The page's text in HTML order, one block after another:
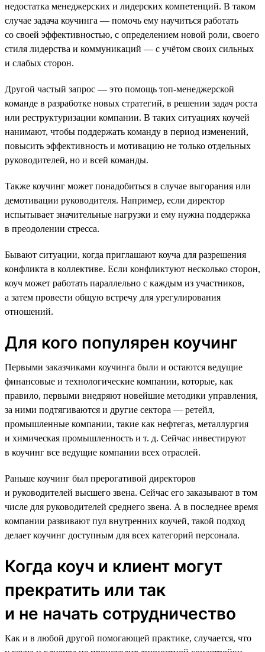
недостатка менеджерских и лидерских компетенций. В таком
случае задача коучинга — помочь ему научиться работать
со своей эффективностью, с определением новой роли, своего
стиля лидерства и коммуникаций — с учётом своих сильных
и слабых сторон.
Другой частый запрос — это помощь топ-менеджерской
команде в разработке новых стратегий, в решении задач роста
или реструктуризации компании. В таких ситуациях коучей
нанимают, чтобы поддержать команду в период изменений,
повысить эффективность и мотивацию не только отдельных
руководителей, но и всей команды.
Также коучинг может понадобиться в случае выгорания или
демотивации руководителя. Например, если директор
испытывает значительные нагрузки и ему нужна поддержка
в преодолении стресса.
Бывают ситуации, когда приглашают коуча для разрешения
конфликта в коллективе. Если конфликтуют несколько сторон,
коуч может работать параллельно с каждым из участников,
а затем провести общую встречу для урегулирования
отношений.
Для кого популярен коучинг
Первыми заказчиками коучинга были и остаются ведущие
финансовые и технологические компании, которые, как
правило, первыми внедряют новейшие методики управления,
за ними подтягиваются и другие сектора — ретейл,
промышленные компании, такие как нефтегаз, металлургия
и химическая промышленность и т. д. Сейчас инвестируют
в коучинг все ведущие компании всех отраслей.
Раньше коучинг был прерогативой директоров
и руководителей высшего звена. Сейчас его заказывают в том
числе для руководителей среднего звена. А в последнее время
компании развивают пул внутренних коучей, такой подход
делает коучинг доступным для всех категорий персонала.
Когда коуч и клиент могут
прекратить или так
и не начать сотрудничество
Как и в любой другой помогающей практике, случается, что